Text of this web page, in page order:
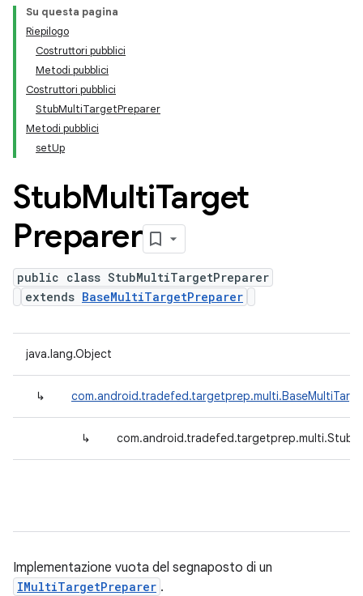
Su questa pagina
Riepilogo
Costruttori pubblici
Metodi pubblici
Costruttori pubblici
StubMultiTargetPreparer
Metodi pubblici
setUp
StubMultiTarget
Preparer
public class StubMultiTargetPreparer
extends BaseMultiTargetPreparer
java.lang.Object
↳
↳
Implementazione vuota del segnaposto di un
IMultiTargetPreparer .